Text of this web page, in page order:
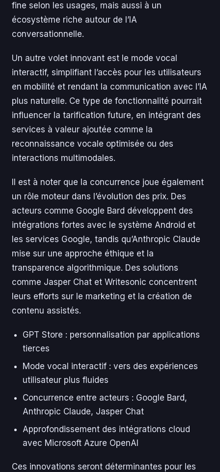
fine selon les usages, mais aussi à un
écosystème riche autour de l’IA
conversationnelle.
Un autre volet innovant est le mode vocal
interactif, simplifiant l’accès pour les utilisateurs
en mobilité et rendant la communication avec l’IA
plus naturelle. Ce type de fonctionnalité pourrait
influencer la tarification future, en intégrant des
services à valeur ajoutée comme la
reconnaissance vocale optimisée ou des
interactions multimodales.
Il est à noter que la concurrence joue également
un rôle moteur dans l’évolution des prix. Des
acteurs comme Google Bard développent des
intégrations fortes avec le système Android et
les services Google, tandis qu’Anthropic Claude
mise sur une approche éthique et la
transparence algorithmique. Des solutions
comme Jasper Chat et Writesonic concentrent
leurs efforts sur le marketing et la création de
contenu assistés.
GPT Store : personnalisation par applications
tierces
Mode vocal interactif : vers des expériences
utilisateur plus fluides
Concurrence entre acteurs : Google Bard,
Anthropic Claude, Jasper Chat
Approfondissement des intégrations cloud
avec Microsoft Azure OpenAI
Ces innovations seront déterminantes pour les